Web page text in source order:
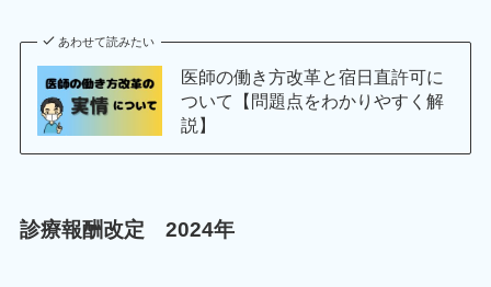
あわせて読みたい
医師の働き方改革と宿日直許可に
ついて【問題点をわかりやすく解
説】
診療報酬改定 2024年